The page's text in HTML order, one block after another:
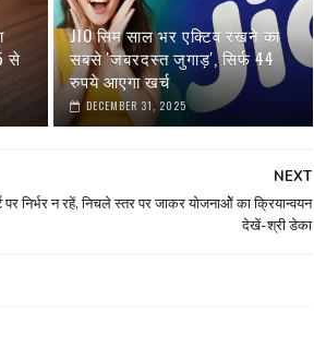
से
JIO सिम साल भर एक्टिव रखने का
सबसे 'जबरदस्त जुगाड़', सिर्फ 44
रुपये आएगा खर्च
DECEMBER 31, 2025
NEXT
पर निर्भर न रहें, निचले स्तर पर जाकर योजनाओें का क्रियान्वयन
देखें-श्री डेका